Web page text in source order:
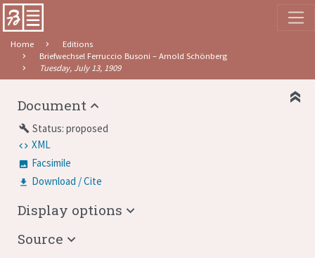
Home
Editions
Briefwechsel Ferruccio Busoni – Arnold Schönberg
Tuesday, July 13, 1909
Document
build Status: proposed
XML
Facsimile
Download / Cite
Display options
Source